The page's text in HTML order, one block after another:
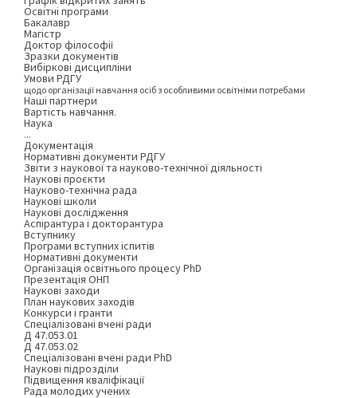
Освітні програми
Бакалавр
Магістр
Доктор філософії
Зразки документів
Вибіркові дисципліни
Умови РДГУ
щодо організації навчання осіб з особливими освітніми потребами
Наші партнери
Вартість навчання.
Наука
...
Документація
Нормативні документи РДГУ
Звіти з наукової та науково-технічної діяльності
Наукові проєкти
Науково-технічна рада
Наукові школи
Наукові дослідження
Аспірантура і докторантура
Вступнику
Програми вступних іспитів
Нормативні документи
Організація освітнього процесу PhD
Презентація ОНП
Наукові заходи
План наукових заходів
Конкурси і гранти
Спеціалізовані вчені ради
Д 47.053.01
Д 47.053.02
Спеціалізовані вчені ради PhD
Наукові підрозділи
Підвищення кваліфікації
Рада молодих учених